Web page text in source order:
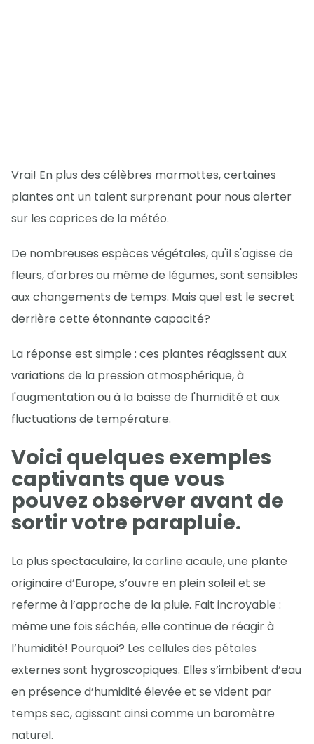
Vrai! En plus des célèbres marmottes, certaines
plantes ont un talent surprenant pour nous alerter
sur les caprices de la météo.
De nombreuses espèces végétales, qu'il s'agisse de
fleurs, d'arbres ou même de légumes, sont sensibles
aux changements de temps. Mais quel est le secret
derrière cette étonnante capacité?
La réponse est simple : ces plantes réagissent aux
variations de la pression atmosphérique, à
l'augmentation ou à la baisse de l'humidité et aux
fluctuations de température.
Voici quelques exemples
captivants que vous
pouvez observer avant de
sortir votre parapluie.
La plus spectaculaire, la carline acaule, une plante
originaire d’Europe, s’ouvre en plein soleil et se
referme à l’approche de la pluie. Fait incroyable :
même une fois séchée, elle continue de réagir à
l’humidité! Pourquoi? Les cellules des pétales
externes sont hygroscopiques. Elles s’imbibent d’eau
en présence d’humidité élevée et se vident par
temps sec, agissant ainsi comme un baromètre
naturel.